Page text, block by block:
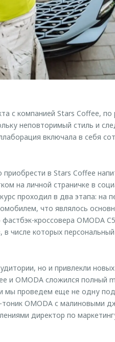
с компанией Stars Coffee, по
неповторимый стиль и
включала в себя
в Stars Coffee
на личной страничке в
проходил в два этапа: на
что являлось
кроссовера OMODA
числе которых
но и привлекли
и OMODA сложился полный
мы проведем еще не одну
OMODA с малиновыми
директор по